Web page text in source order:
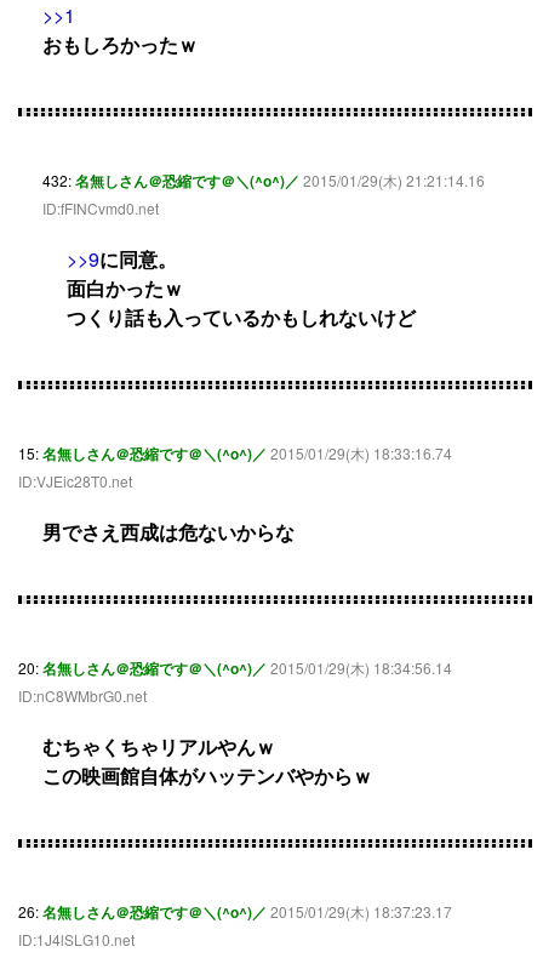
>>1
おもしろかったｗ
432:名無しさん＠恐縮です＠＼(^o^)／ 2015/01/29(木) 21:21:14.16
ID:fFINCvmd0.net
>>9に同意。
面白かったｗ
つくり話も入っているかもしれないけど
15:名無しさん＠恐縮です＠＼(^o^)／ 2015/01/29(木) 18:33:16.74
ID:VJEic28T0.net
男でさえ西成は危ないからな
20:名無しさん＠恐縮です＠＼(^o^)／ 2015/01/29(木) 18:34:56.14
ID:nC8WMbrG0.net
むちゃくちゃリアルやんｗ
この映画館自体がハッテンバやからｗ
26:名無しさん＠恐縮です＠＼(^o^)／ 2015/01/29(木) 18:37:23.17
ID:1J4lSLG10.net